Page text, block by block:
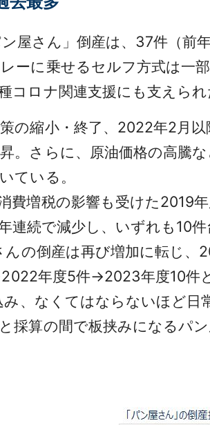
さん」倒産は、37件（前
ーに乗せるセルフ方式は一
コロナ関連支援にも支えら
の縮小・終了、2022年2月
。さらに、原油価格の高騰
ている。
費増税の影響も受けた2019
連続で減少し、いずれも10
の倒産は再び増加に転じ、
年度5件→2023年度10件
、なくてはならないほど日
採算の間で板挟みになるパ